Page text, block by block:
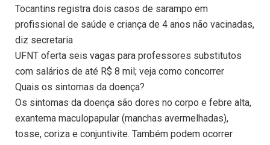
Tocantins registra dois casos de sarampo em
profissional de saúde e criança de 4 anos não vacinadas,
diz secretaria
UFNT oferta seis vagas para professores substitutos
com salários de até R$ 8 mil; veja como concorrer
Quais os sintomas da doença?
Os sintomas da doença são dores no corpo e febre alta,
exantema maculopapular (manchas avermelhadas),
tosse, coriza e conjuntivite. Também podem ocorrer